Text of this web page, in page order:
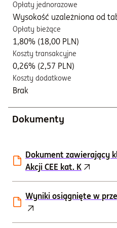
Opłaty jednorazowe
Wysokość uzależniona od
Opłaty bieżące
1,80% (18,00 PLN)
Koszty transakcyjne
0,26% (2,57 PLN)
Koszty dodatkowe
Brak
Dokumenty
Dokument zawierający
Akcji CEE kat. K
Wyniki osiągnięte w